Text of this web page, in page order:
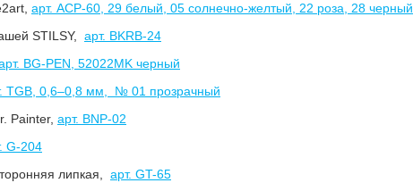
арт. ACP-60, 29 белый, 05 солнечно-желтый, 22 роза, 28 черный
STILSY, арт. BKRB-24
BG-PEN, 52022MK черный
TGB, 0,6–0,8 мм, № 01 прозрачный
Painter, арт. BNP-02
G-204
липкая, арт. GT-65